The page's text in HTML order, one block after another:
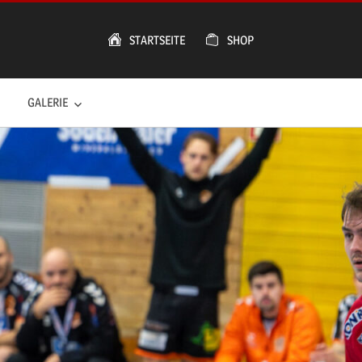
STARTSEITE SHOP
GALERIE